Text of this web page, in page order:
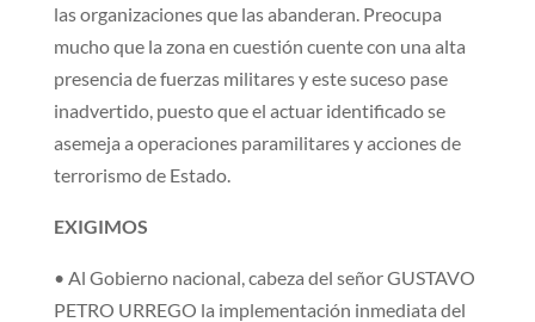
las organizaciones que las abanderan. Preocupa
mucho que la zona en cuestión cuente con una alta
presencia de fuerzas militares y este suceso pase
inadvertido, puesto que el actuar identificado se
asemeja a operaciones paramilitares y acciones de
terrorismo de Estado.
EXIGIMOS
• Al Gobierno nacional, cabeza del señor GUSTAVO
PETRO URREGO la implementación inmediata del